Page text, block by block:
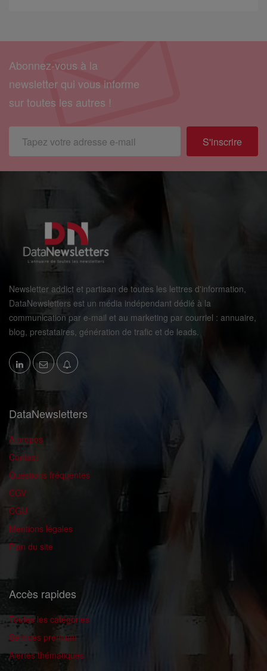
Abonnez-vous à la
newsletter qui vous informe
sur toutes les autres !
S'inscrire
Newsletter addict et partisan de toutes les lettres d'information,
DataNewsletters est un média indépendant dédié à la
communication par e-mail et au marketing par courriel : annuaire,
blog, prestataires, génération de trafic et de leads.
DataNewsletters
A propos
Contact
Questions fréquentes
CGV
CGU
Mentions légales
Plan du site
Accès rapides
Toutes les catégories
Services premium
Alertes thématiques